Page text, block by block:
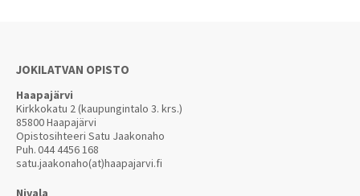
JOKILATVAN OPISTO
Haapajärvi
Kirkkokatu 2 (kaupungintalo 3. krs.)
85800 Haapajärvi
Opistosihteeri Satu Jaakonaho
Puh.044 4456 168
satu.jaakonaho(at)haapajarvi.fi
Nivala